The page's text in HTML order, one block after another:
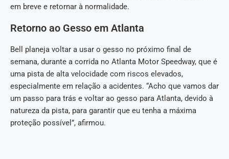
em breve e retornar à normalidade.
Retorno ao Gesso em Atlanta
Bell planeja voltar a usar o gesso no próximo final de
semana, durante a corrida no Atlanta Motor Speedway, que é
uma pista de alta velocidade com riscos elevados,
especialmente em relação a acidentes. “Acho que vamos dar
um passo para trás e voltar ao gesso para Atlanta, devido à
natureza da pista, para garantir que eu tenha a máxima
proteção possível”, afirmou.